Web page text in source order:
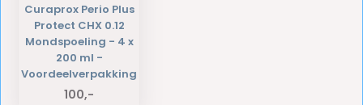
Curaprox Perio Plus
Protect CHX 0.12
Mondspoeling - 4 x
200 ml -
Voordeelverpakking
100,-